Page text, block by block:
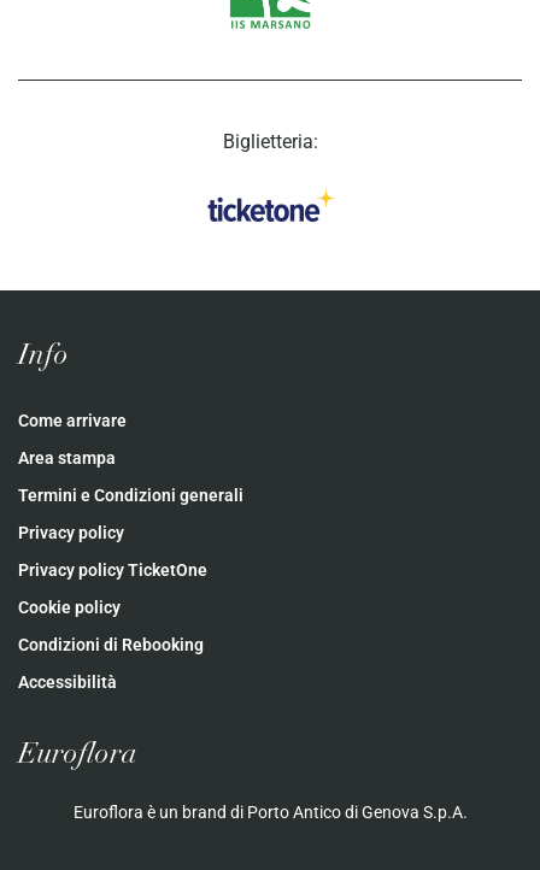
Biglietteria:
Info
Come arrivare
Area stampa
Termini e Condizioni generali
Privacy policy
Privacy policy TicketOne
Cookie policy
Condizioni di Rebooking
Accessibilità
Euroflora
Euroflora è un brand di Porto Antico di Genova S.p.A.